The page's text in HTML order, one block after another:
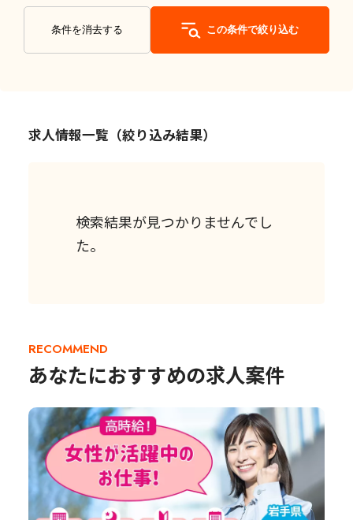
条件を消去する この条件で絞り込む
求人情報一覧（絞り込み結果）
検索結果が見つかりませんでし
た。
RECOMMEND
あなたにおすすめの求人案件